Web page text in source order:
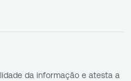
da informação e atesta a